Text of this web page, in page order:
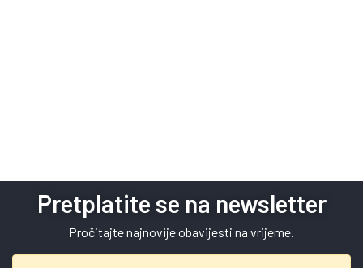
Pretplatite se na newsletter
Pročitajte najnovije obavijesti na vrijeme.